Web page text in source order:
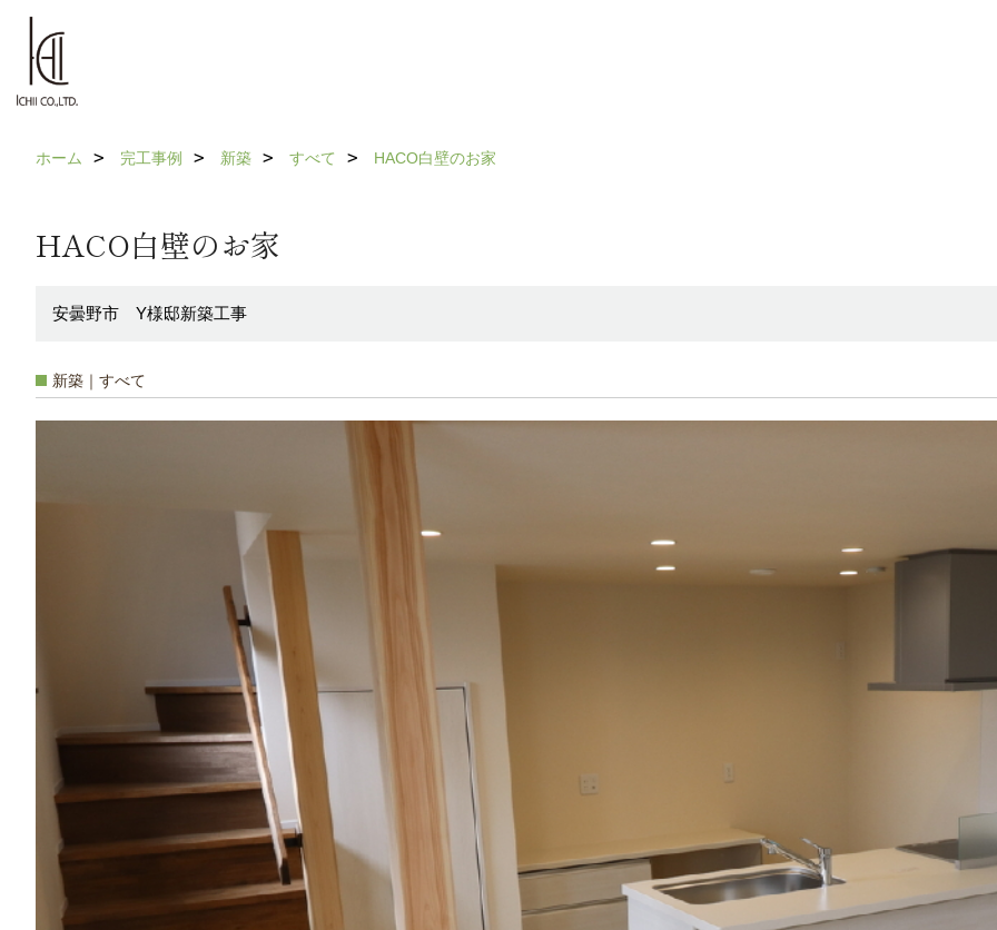
ホーム 完工事例 新築 すべて HACO白壁のお家
HACO白壁のお家
安曇野市 Y様邸新築工事
新築｜すべて